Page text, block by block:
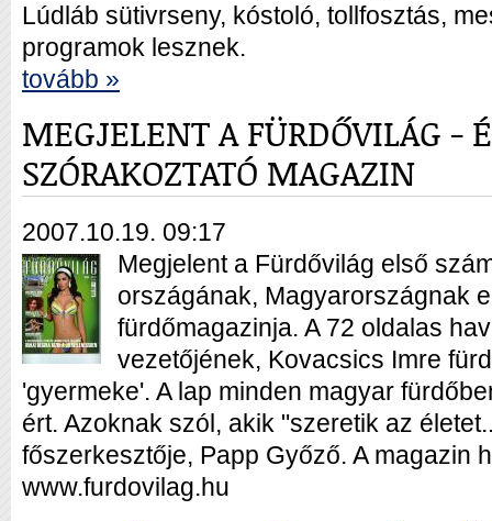
Lúdláb sütivrseny, kóstoló, tollfosztás,
programok lesznek.
tovább »
MEGJELENT A FÜRDŐVILÁG -
SZÓRAKOZTATÓ MAGAZIN
2007.10.19. 09:17
Megjelent a Fürdővilág első
országának, Magyarországnak
fürdőmagazinja. A 72 oldalas
vezetőjének, Kovacsics Imre
'gyermeke'. A lap minden magyar
ért. Azoknak szól, akik "szeretik az
főszerkesztője, Papp Győző. A magazin
www.furdovilag.hu